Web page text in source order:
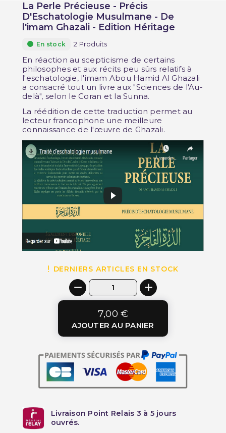
La Perle Précieuse - Précis
D'Eschatologie Musulmane - De
l'imam Ghazali - Edition Héritage
En stock 2 Produits
En réaction au scepticisme de certains
philosophes et aux récits peu sûrs relatifs à
l'eschatologie, l'imam Abou Hamid Al Ghazali
a consacré tout un livre aux "Sciences de l'Au-
delà", selon le Coran et la Sunna.
La réédition de cette traduction permet au
lecteur francophone une meilleure
connaissance de l'œuvre de Ghazali.
DERNIERS ARTICLES EN STOCK
7,00 €
AJOUTER AU PANIER
Livraison Point Relais 3 à 5 jours
ouvrés.